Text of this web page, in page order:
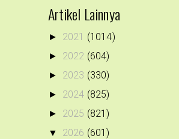
Artikel Lainnya
► 2021 (1014)
► 2022 (604)
► 2023 (330)
► 2024 (825)
► 2025 (821)
▼ 2026 (601)